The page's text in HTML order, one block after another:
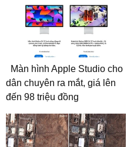
Màn hình Apple Studio cho
dân chuyên ra mắt, giá lên
đến 98 triệu đồng